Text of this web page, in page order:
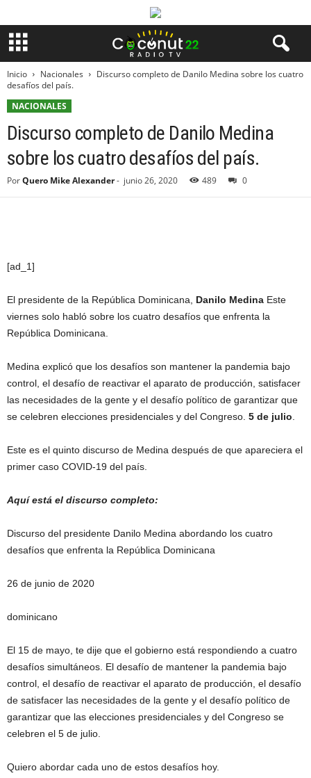
Inicio Nacionales
Discurso completo de Danilo Medina sobre los cuatro
desafíos del país.
NACIONALES
Discurso completo de Danilo Medina
sobre los cuatro desafíos del país.
PorQuero Mike Alexander- junio 26, 2020 489 0
[ad_1]
El presidente de la República Dominicana, Danilo Medina Este
viernes solo habló sobre los cuatro desafíos que enfrenta la
República Dominicana.
Medina explicó que los desafíos son mantener la pandemia bajo
control, el desafío de reactivar el aparato de producción, satisfacer
las necesidades de la gente y el desafío político de garantizar que
se celebren elecciones presidenciales y del Congreso. 5 de julio
Este es el quinto discurso de Medina después de que apareciera el
primer caso COVID-19 del país.
Aquí está el discurso completo:
Discurso del presidente Danilo Medina abordando los cuatro
desafíos que enfrenta la República Dominicana
26 de junio de 2020
dominicano
El 15 de mayo, te dije que el gobierno está respondiendo a cuatro
desafíos simultáneos. El desafío de mantener la pandemia bajo
control, el desafío de reactivar el aparato de producción, el desafío
de satisfacer las necesidades de la gente y el desafío político de
garantizar que las elecciones presidenciales y del Congreso se
celebren el 5 de julio.
Quiero abordar cada uno de estos desafíos hoy.